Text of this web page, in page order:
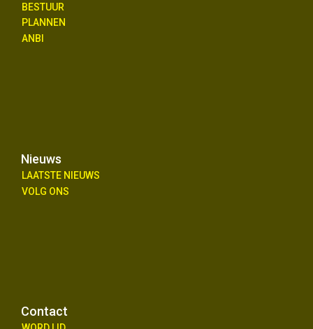
BESTUUR
PLANNEN
ANBI
Nieuws
LAATSTE NIEUWS
VOLG ONS
Contact